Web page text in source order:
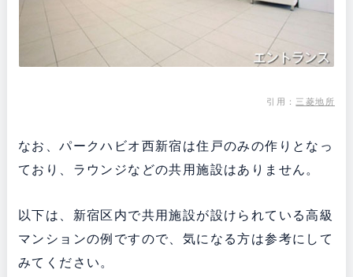
引用： 三菱地所
なお、パークハビオ西新宿は住戸のみの作りとなっ
ており、ラウンジなどの共用施設はありません。
以下は、新宿区内で共用施設が設けられている高級
マンションの例ですので、気になる方は参考にして
みてください。